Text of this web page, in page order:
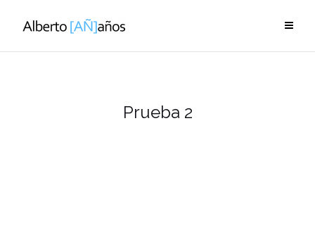
Prueba 2